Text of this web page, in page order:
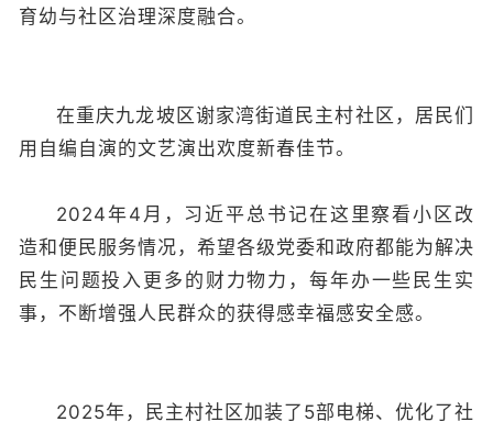
育幼与社区治理深度融合。
在重庆九龙坡区谢家湾街道民主村社区，居民们
用自编自演的文艺演出欢度新春佳节。
2024年4月，习近平总书记在这里察看小区改
造和便民服务情况，希望各级党委和政府都能为解决
民生问题投入更多的财力物力，每年办一些民生实
事，不断增强人民群众的获得感幸福感安全感。
2025年，民主村社区加装了5部电梯、优化了社